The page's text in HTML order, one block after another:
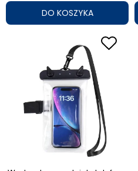
DO KOSZYKA